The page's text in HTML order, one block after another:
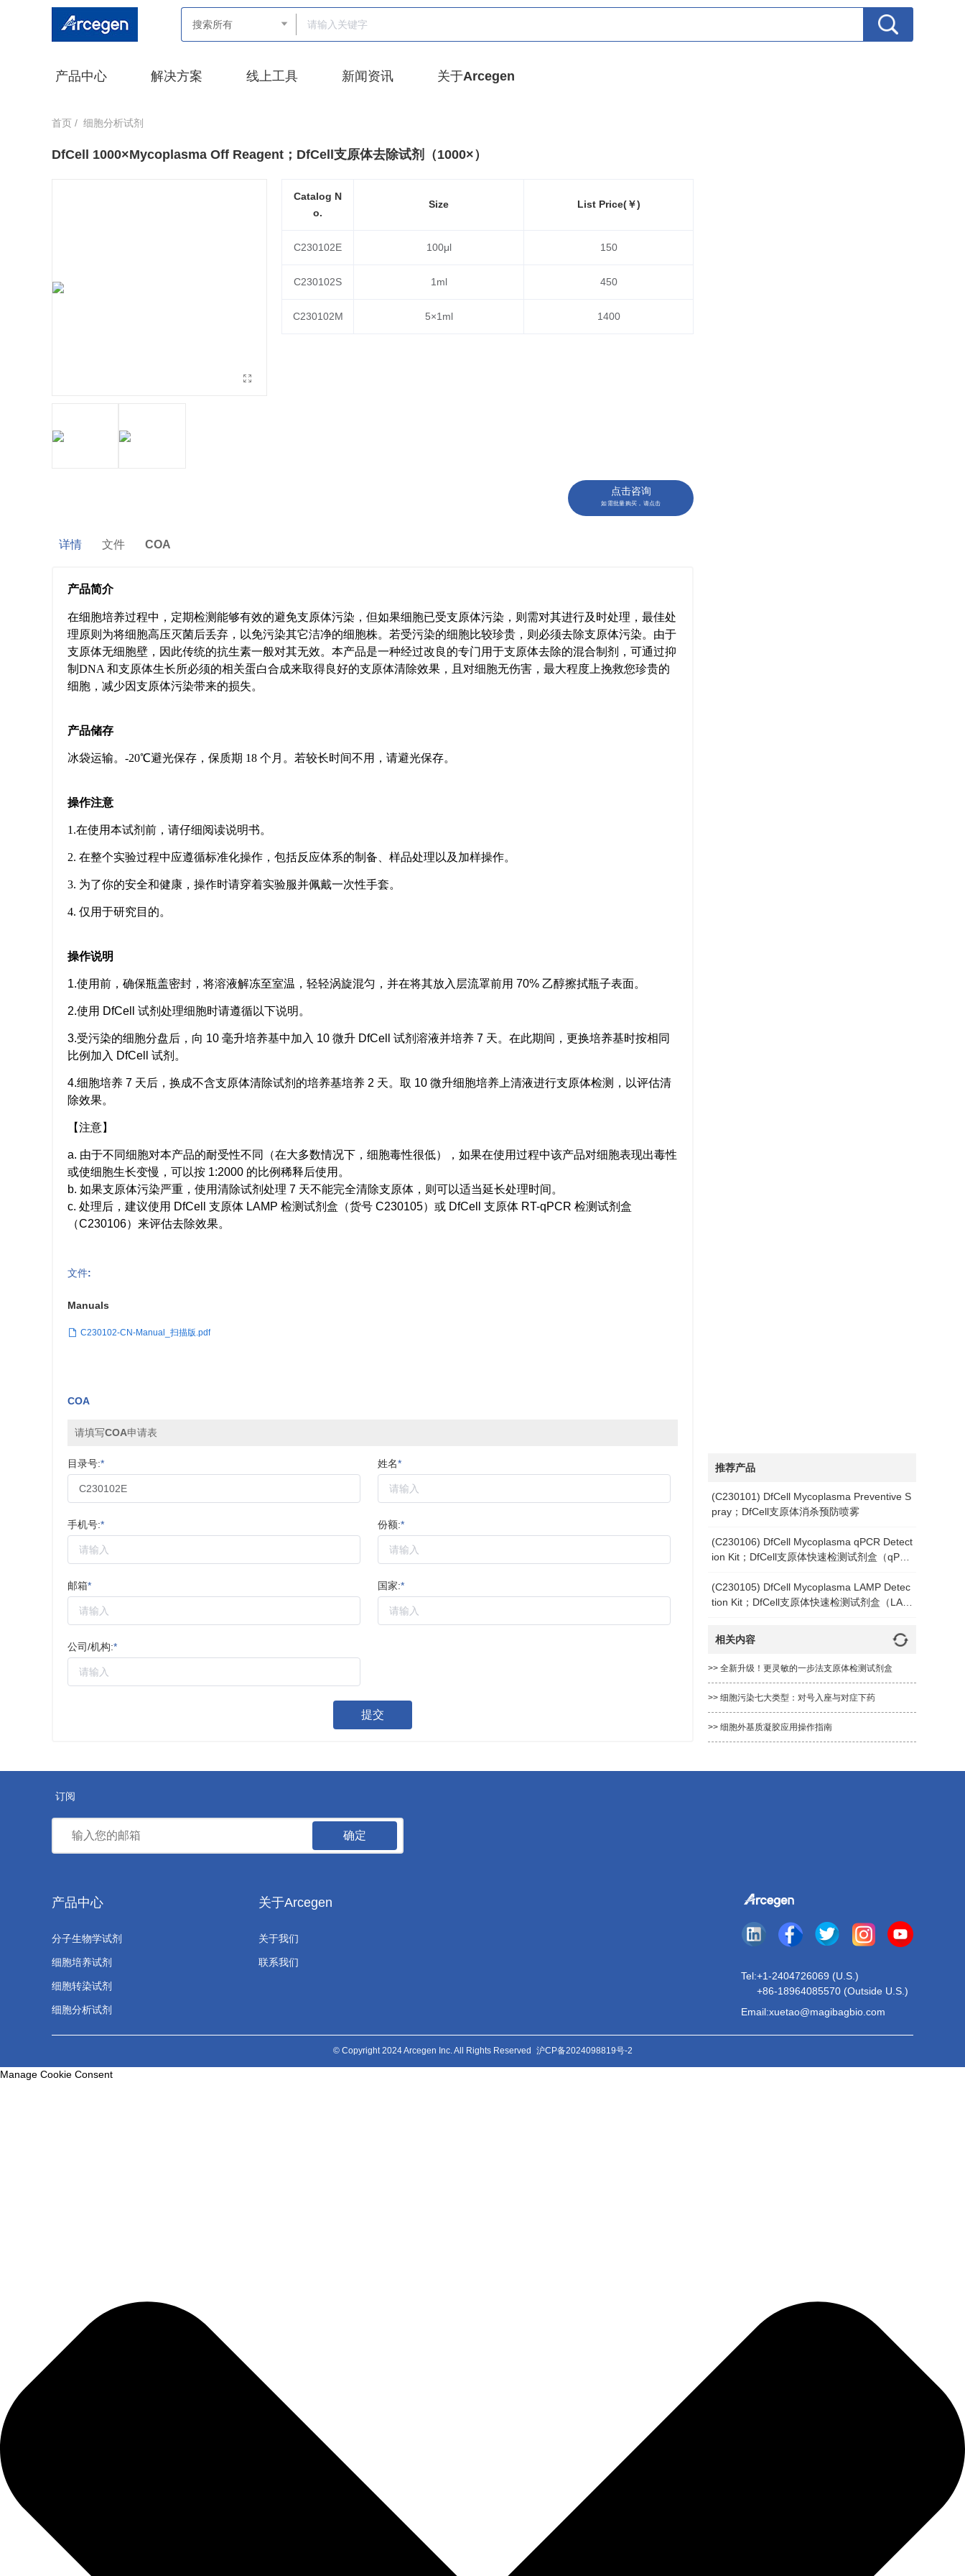
产品中心 解决方案 线上工具 新闻资讯 关于Arcegen
首页 / 细胞分析试剂
DfCell 1000×Mycoplasma Off Reagent；DfCell支原体去除试剂（1000×）
Catalog N
o.
Size List Price(￥)
C230102E 100μl 150
C230102S 1ml 450
C230102M 5×1ml 1400
点击咨询
如需批量购买，请点击
详情 文件 COA
产品简介
在细胞培养过程中，定期检测能够有效的避免支原体污染，但如果细胞已受支原体污染，则需对其进行及时处理，最佳处
理原则为将细胞高压灭菌后丢弃，以免污染其它洁净的细胞株。若受污染的细胞比较珍贵，则必须去除支原体污染。由于
支原体无细胞壁，因此传统的抗生素一般对其无效。本产品是一种经过改良的专门用于支原体去除的混合制剂，可通过抑
制 DNA 和支原体生长所必须的相关蛋白合成来取得良好的支原体清除效果，且对细胞无伤害，最大程度上挽救您珍贵的
细胞，减少因支原体污染带来的损失。
产品储存
冰袋运输。 -20℃避光保存，保质期 18 个月。若较长时间不用，请避光保存。
操作注意
1.在使用本试剂前，请仔细阅读说明书。
2. 在整个实验过程中应遵循标准化操作，包括反应体系的制备、样品处理以及加样操作。
3. 为了你的安全和健康，操作时请穿着实验服并佩戴一次性手套。
4. 仅用于研究目的。
操作说明
1.使用前，确保瓶盖密封，将溶液解冻至室温，轻轻涡旋混匀，并在将其放入层流罩前用 70% 乙醇擦拭瓶子表面。
2.使用 DfCell 试剂处理细胞时请遵循以下说明。
3.受污染的细胞分盘后，向 10 毫升培养基中加入 10 微升 DfCell 试剂溶液并培养 7 天。在此期间，更换培养基时按相同
比例加入 DfCell 试剂。
4.细胞培养 7 天后，换成不含支原体清除试剂的培养基培养 2 天。取 10 微升细胞培养上清液进行支原体检测，以评估清
除效果。
【注意】
a. 由于不同细胞对本产品的耐受性不同（在大多数情况下，细胞毒性很低），如果在使用过程中该产品对细胞表现出毒性
或使细胞生长变慢，可以按 1:2000 的比例稀释后使用。
b. 如果支原体污染严重，使用清除试剂处理 7 天不能完全清除支原体，则可以适当延长处理时间。
c. 处理后，建议使用 DfCell 支原体 LAMP 检测试剂盒（货号 C230105）或 DfCell 支原体 RT-qPCR 检测试剂盒
（C230106）来评估去除效果。
文件:
Manuals
C230102-CN-Manual_扫描版.pdf
COA
请填写COA申请表
目录号:* 姓名*
手机号:* 份额:*
邮箱* 国家:*
公司/机构:*
提交
推荐产品
(C230101) DfCell Mycoplasma Preventive S
pray；DfCell支原体消杀预防喷雾
(C230106) DfCell Mycoplasma qPCR Detect
ion Kit；DfCell支原体快速检测试剂盒（qPC
(C230105) DfCell Mycoplasma LAMP Detec
tion Kit；DfCell支原体快速检测试剂盒（LAM
相关内容
>> 全新升级！更灵敏的一步法支原体检测试剂盒
>> 细胞污染七大类型：对号入座与对症下药
>> 细胞外基质凝胶应用操作指南
订阅
确定
产品中心
分子生物学试剂
细胞培养试剂
细胞转染试剂
细胞分析试剂
关于Arcegen
关于我们
联系我们
Tel:+1-2404726069 (U.S.)
+86-18964085570 (Outside U.S.)
Email:xuetao@magibagbio.com
© Copyright 2024 Arcegen Inc. All Rights Reserved 沪CP备2024098819号-2
Manage Cookie Consent